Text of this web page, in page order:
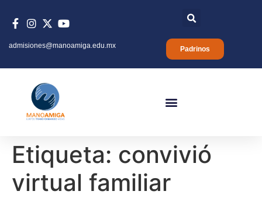
Padrinos
admisiones@manoamiga.edu.mx
Etiqueta: convivió
virtual familiar